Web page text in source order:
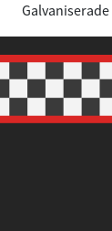
Galvaniserade